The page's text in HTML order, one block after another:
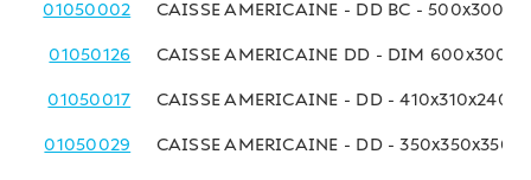
01050002 CAISSE AMERICAINE - DD BC -
01050126 CAISSE AMERICAINE DD - DIM
01050017 CAISSE AMERICAINE - DD - 410x310x240
01050029 CAISSE AMERICAINE - DD - 350x350x350